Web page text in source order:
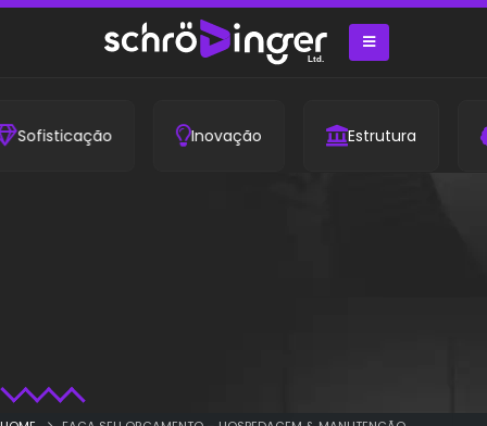
Inovação Estrutura